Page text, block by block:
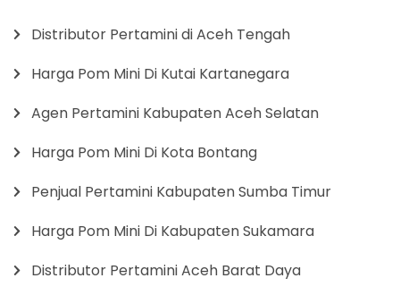
Distributor Pertamini di Aceh Tengah
Harga Pom Mini Di Kutai Kartanegara
Agen Pertamini Kabupaten Aceh Selatan
Harga Pom Mini Di Kota Bontang
Penjual Pertamini Kabupaten Sumba Timur
Harga Pom Mini Di Kabupaten Sukamara
Distributor Pertamini Aceh Barat Daya